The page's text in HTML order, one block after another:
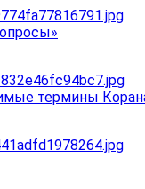
термины